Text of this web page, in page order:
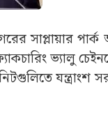
আরও জোরদার